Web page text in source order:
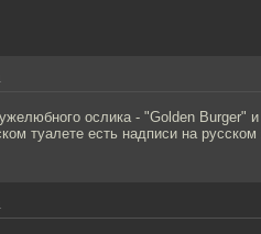
ослика - "Golden Burger"
туалете есть надписи на русском